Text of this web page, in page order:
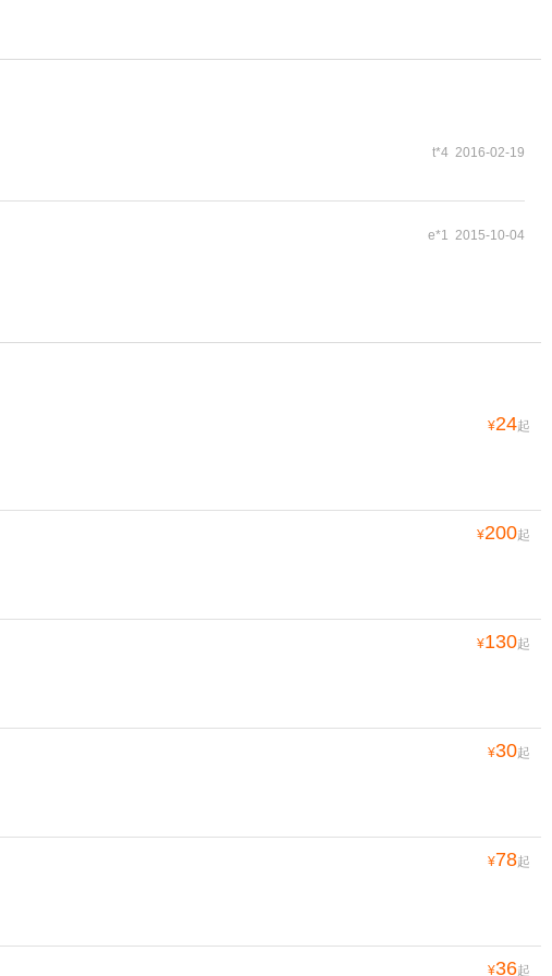
t*4 2016-02-19
e*1 2015-10-04
¥24起
¥200起
¥130起
¥30起
¥78起
¥36起